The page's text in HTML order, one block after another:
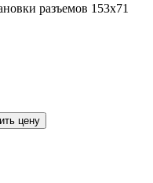
разъемов 153х71
цену